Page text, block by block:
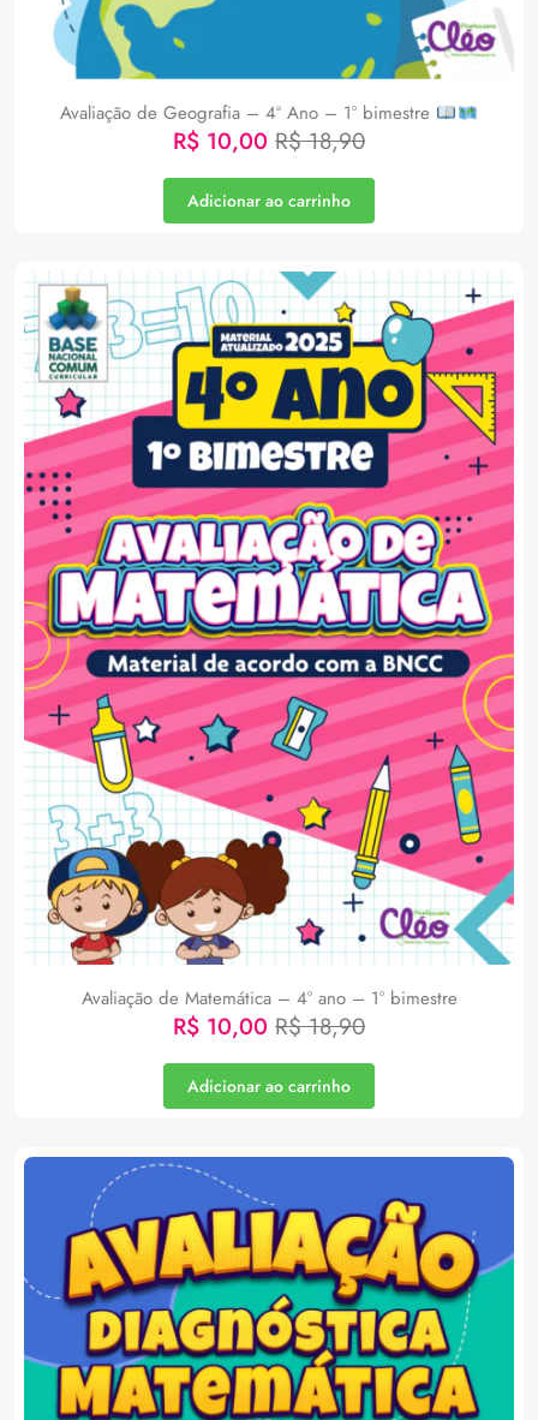
Avaliação de Geografia – 4º Ano – 1° bimestre
R$ 10,00 R$18,90
Adicionar ao carrinho
Avaliação de Matemática – 4° ano – 1° bimestre
R$ 10,00 R$18,90
Adicionar ao carrinho